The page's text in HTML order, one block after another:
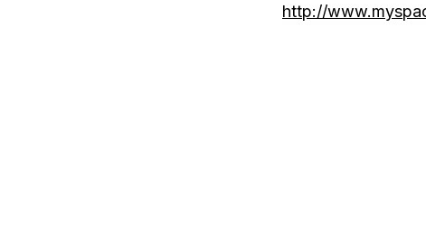
http://